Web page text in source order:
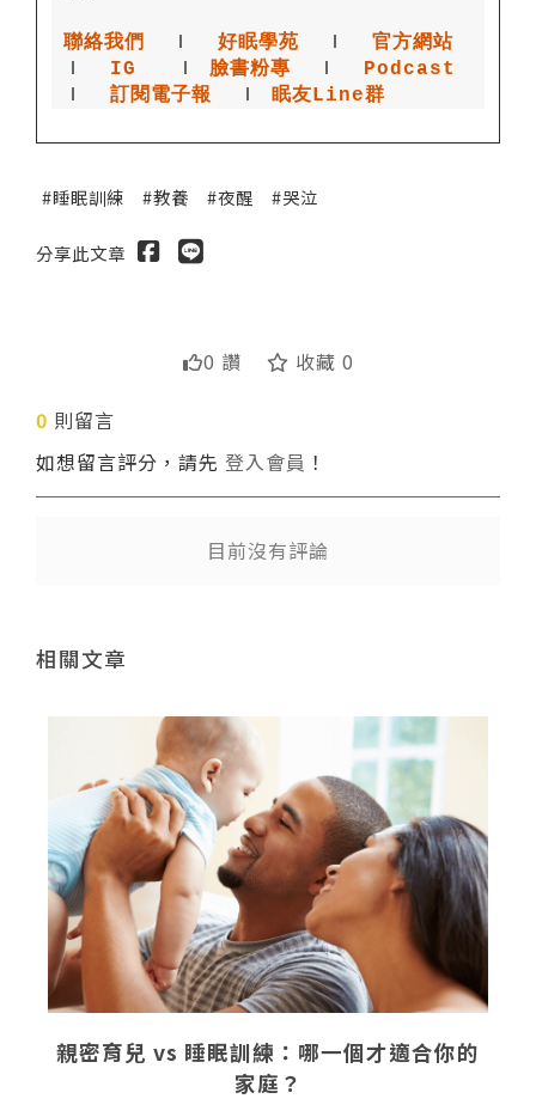
聯絡我們 Ｉ 好眠學苑
  Ｉ
官方網站
Ｉ
IG Ｉ 臉書粉專 Ｉ
Podcast
Ｉ
訂閱電子報
  Ｉ
眠友Line群
睡眠訓練 教養 夜醒 哭泣
分享此文章
0 讚 收藏 0
0 則留言
如想留言評分，請先 登入會員 ！
目前沒有評論
相關文章
親密育兒 vs 睡眠訓練：哪一個才適合你的
家庭？